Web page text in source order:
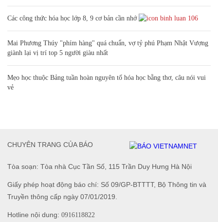
Các công thức hóa học lớp 8, 9 cơ bản cần nhớ 106
Mai Phương Thúy "phím hàng" quá chuẩn, vợ tỷ phú Phạm Nhật Vượng
giành lại vị trí top 5 người giàu nhất
Mẹo học thuộc Bảng tuần hoàn nguyên tố hóa học bằng thơ, câu nói vui
vẻ
Tòa soạn: Tòa nhà Cục Tần Số, 115 Trần Duy Hưng Hà Nội
Giấy phép hoạt động báo chí: Số 09/GP-BTTTT, Bộ Thông tin và
Truyền thông cấp ngày 07/01/2019.
Hotline nội dung: 0916118822
CHUYÊN TRANG CỦA BÁO